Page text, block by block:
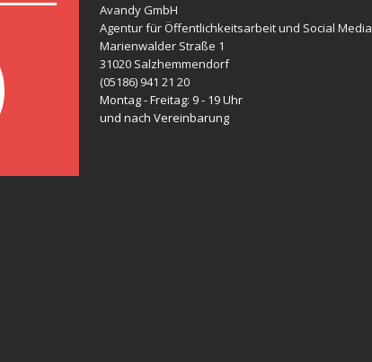
Avandy GmbH
Agentur für Öffentlichkeitsarbeit und Social Media
Marienwalder Straße 1
31020 Salzhemmendorf
(05186) 941 21 20
Montag - Freitag: 9 - 19 Uhr
und nach Vereinbarung